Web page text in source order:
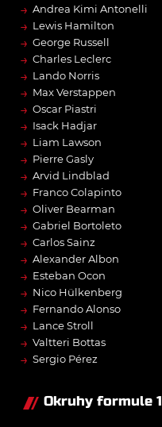
→ Andrea Kimi Antonelli
→ Lewis Hamilton
→ George Russell
→ Charles Leclerc
→ Lando Norris
→ Max Verstappen
→ Oscar Piastri
→ Isack Hadjar
→ Liam Lawson
→ Pierre Gasly
→ Arvid Lindblad
→ Franco Colapinto
→ Oliver Bearman
→ Gabriel Bortoleto
→ Carlos Sainz
→ Alexander Albon
→ Esteban Ocon
→ Nico Hülkenberg
→ Fernando Alonso
→ Lance Stroll
→ Valtteri Bottas
→ Sergio Pérez
Okruhy formule 1